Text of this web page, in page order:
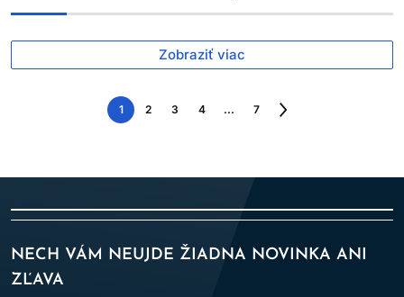
Zobraziť viac
1 2 3 4 ... 7
Nasledujúca
NECH VÁM NEUJDE ŽIADNA NOVINKA ANI
ZĽAVA